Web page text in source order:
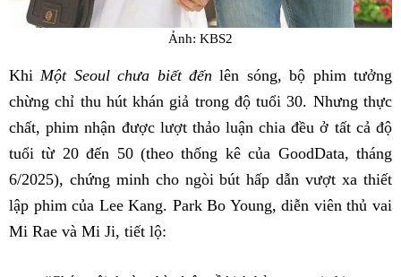
Ảnh: KBS2
KhiMột Seoul chưa biết đến lên sóng, bộ phim tưởng
chừng chỉ thu hút khán giả trong độ tuổi 30. Nhưng thực
chất, phim nhận được lượt thảo luận chia đều ở tất cả độ
tuổi từ 20 đến 50 (theo thống kê của GoodData, tháng
6/2025), chứng minh cho ngòi bút hấp dẫn vượt xa thiết
lập phim của Lee Kang. Park Bo Young, diễn viên thủ vai
Mi Rae và Mi Ji, tiết lộ: